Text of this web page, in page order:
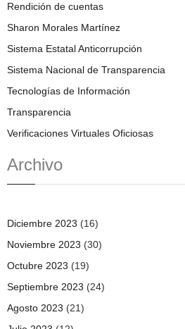
Rendición de cuentas
Sharon Morales Martínez
Sistema Estatal Anticorrupción
Sistema Nacional de Transparencia
Tecnologías de Información
Transparencia
Verificaciones Virtuales Oficiosas
Archivo
Diciembre 2023 (16)
Noviembre 2023 (30)
Octubre 2023 (19)
Septiembre 2023 (24)
Agosto 2023 (21)